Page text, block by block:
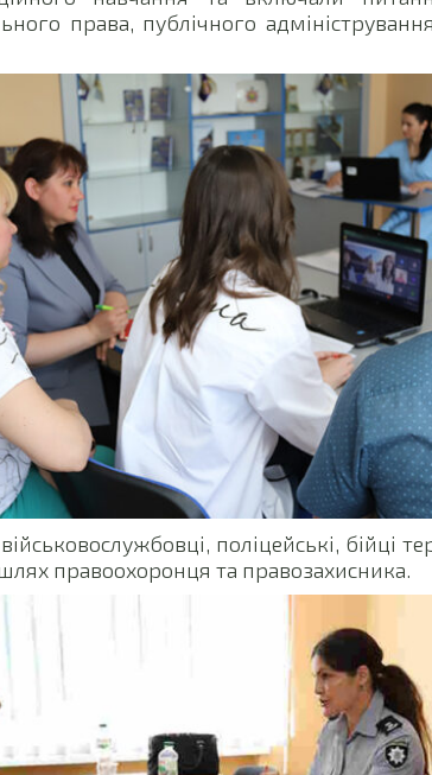
права, публічного
поліцейські, бійці
правоохоронця та правозахисника.